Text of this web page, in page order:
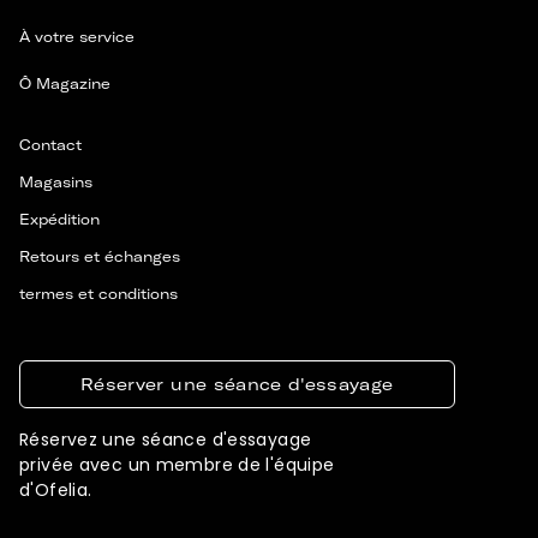
À votre service
Ô Magazine
Contact
Magasins
Expédition
Retours et échanges
termes et conditions
Réserver une séance d'essayage
Réservez une séance d'essayage
privée avec un membre de l'équipe
d'Ofelia.